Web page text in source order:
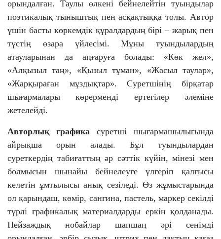
орындалған. Таулы өлкені бейнелейтін туындылар
поэтикалық тыныштық пен асқақтыққа толы. Автор
үшін басты көркемдік құралдардың бірі – жарық пен
түстің өзара үйлесімі. Мұны туындылардың
атауларынан да аңғаруға болады: «Көк жел»,
«Алқызыл таң», «Қызыл тұман», «Жасыл таулар»,
«Жарқыраған мұздықтар». Суретшінің бірқатар
шығармалары көрерменді ертегілер әлеміне
жетелейді.
Авторлық графика суретші шығармашылығында
айрықша орын алады. Бұл туындылардан
суреткердің табиғаттың әр сәттік күйін, мінезі мен
болмысын шынайы бейнелеуге үлгеріп қалғысы
келетін ұмтылысы анық сезіледі. Өз жұмыстарында
ол қарындаш, көмір, сангина, пастель, маркер секілді
түрлі графикалық материалдарды еркін қолданады.
Пейзаждық нобайлар шапшаң әрі сенімді